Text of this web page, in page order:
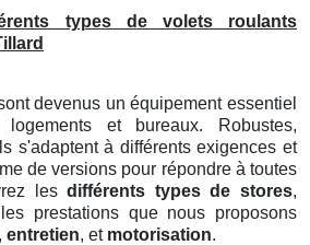
types de volets roulants
devenus un équipement essentiel
et bureaux. Robustes,
s'adaptent à différents exigences et
de versions pour répondre à toutes
lesdifférents types de stores,
prestations que nous proposons
, entretien, et motorisation.